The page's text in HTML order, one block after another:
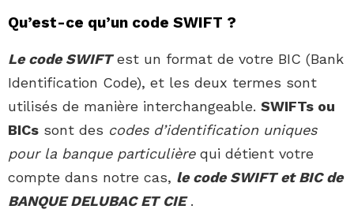
Qu’est-ce qu’un code SWIFT ?
Le code SWIFTest un format de votre BIC (Bank
Identification Code), et les deux termes sont
utilisés de manière interchangeable. SWIFTs ou
BICs sont des codes d’identification uniques
pour la banque particulière qui détient votre
compte dans notre cas, le code SWIFT et BIC de
BANQUE DELUBAC ET CIE.